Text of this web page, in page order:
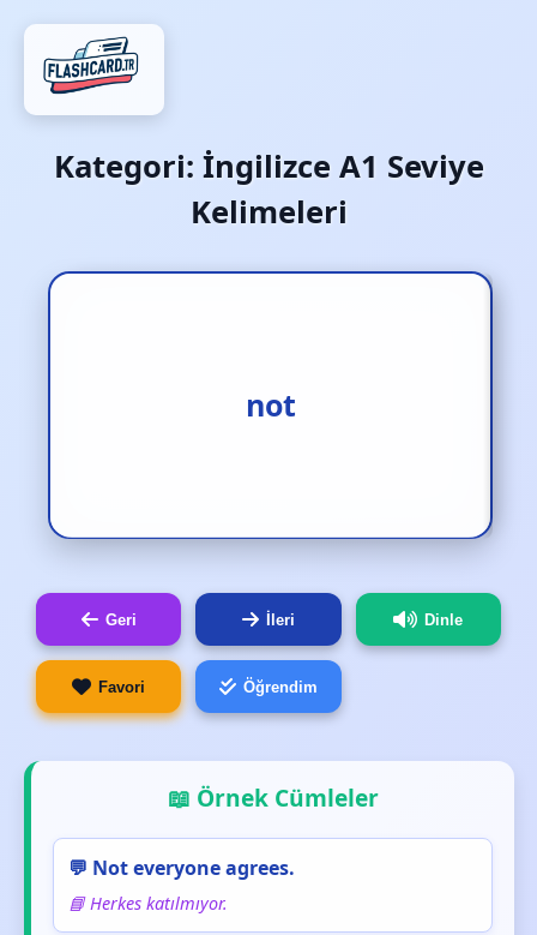
Kategori: İngilizce A1 Seviye
Kelimeleri
not
3.asla [zf.]
Geri İleri Dinle
Favori Öğrendim
📖 Örnek Cümleler
💬 Not everyone agrees.
📘 Herkes katılmıyor.